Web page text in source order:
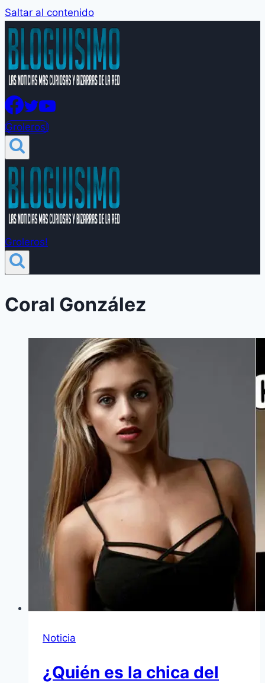
Saltar al contenido
Groleros!
Groleros!
Coral González
Noticia
¿Quién es la chica del